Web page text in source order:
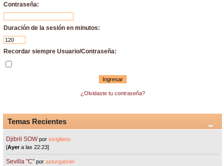
Contraseña:
Duración de la sesión en minutos:
Recordar siempre Usuario/Contraseña:
¿Olvidaste tu contraseña?
Temas Recientes
Djibril SOW porsivigliano
[Ayera las 22:23]
Sevilla "C"porasturgabriel